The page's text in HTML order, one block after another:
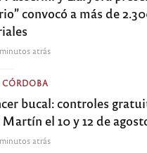
convocó a más de
atrás
CÓRDOBA
bucal: controles
Martín el 10 y 12 de
atrás